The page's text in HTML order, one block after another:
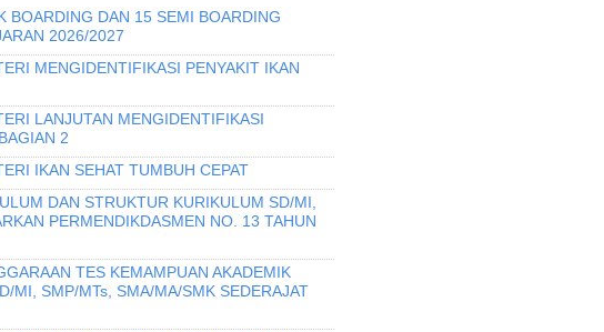
BOARDING DAN 15 SEMI BOARDING
2026/2027
MENGIDENTIFIKASI PENYAKIT IKAN
LANJUTAN MENGIDENTIFIKASI
2
IKAN SEHAT TUMBUH CEPAT
DAN STRUKTUR KURIKULUM SD/MI,
PERMENDIKDASMEN NO. 13 TAHUN
TES KEMAMPUAN AKADEMIK
MI, SMP/MTs, SMA/MA/SMK SEDERAJAT